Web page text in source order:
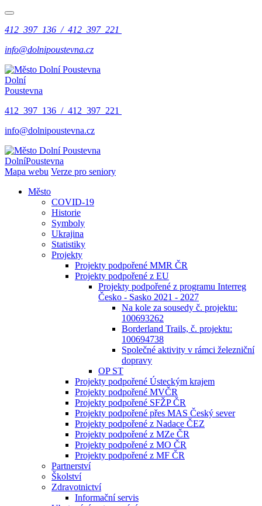
412 397 136 / 412 397 221
info@dolnipoustevna.cz
Dolní
Poustevna
412 397 136 / 412 397 221
info@dolnipoustevna.cz
DolníPoustevna
Mapa webu Verze pro seniory
Město
COVID-19
Historie
Symboly
Ukrajina
Statistiky
Projekty
Projekty podpořené MMR ČR
Projekty podpořené z EU
Projekty podpořené z programu Interreg
Česko - Sasko 2021 - 2027
Na kole za sousedy č. projektu:
100693262
Borderland Trails, č. projektu:
100694738
Společné aktivity v rámci železniční
dopravy
OP ST
Projekty podpořené Ústeckým krajem
Projekty podpořené MVČR
Projekty podpořené SFŽP ČR
Projekty podpořené přes MAS Český sever
Projekty podpořené z Nadace ČEZ
Projekty podpořené z MZe ČR
Projekty podpořené z MO ČR
Projekty podpořené z MF ČR
Partnerství
Školství
Zdravotnictví
Informační servis